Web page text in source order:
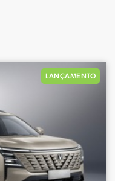
LANÇAMENTO